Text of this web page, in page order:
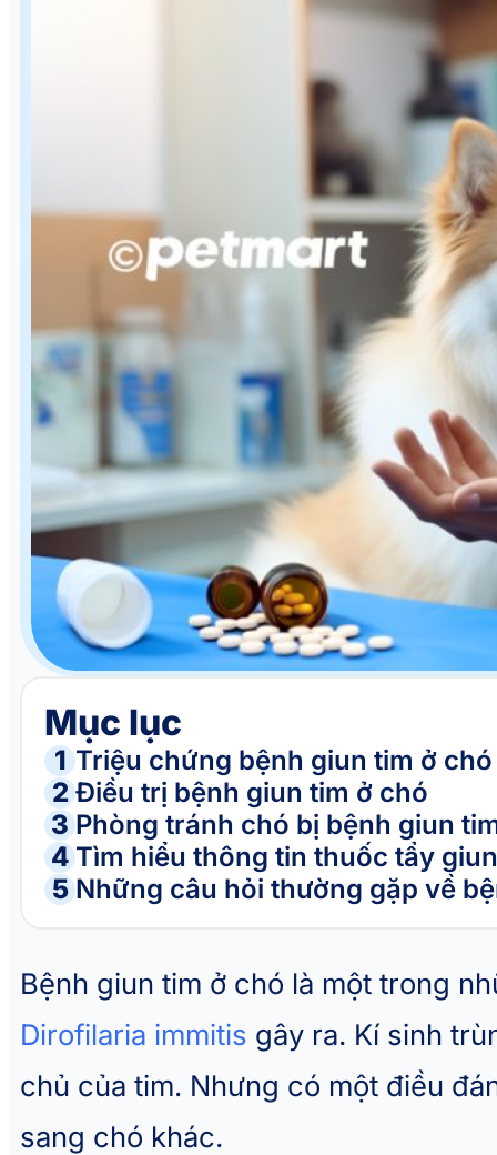
Mục lục
1 Triệu chứng bệnh giun tim ở chó
2 Điều trị bệnh giun tim ở chó
3 Phòng tránh chó bị bệnh giun
4 Tìm hiểu thông tin thuốc tẩy
5 Những câu hỏi thường gặp về
Bệnh giun tim ở chó là một trong
Dirofilaria immitis gây ra. Kí sinh
chủ của tim. Nhưng có một điều
sang chó khác.